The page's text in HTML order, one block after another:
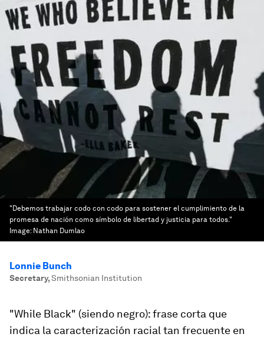
"Debemos trabajar codo con codo para sostener el cumplimiento de la
promesa de nación como símbolo de libertad y justicia para todos."
Image: Nathan Dumlao
Lonnie Bunch
Secretary,Smithsonian Institution
"While Black" (siendo negro): frase corta que
indica la caracterización racial tan frecuente en